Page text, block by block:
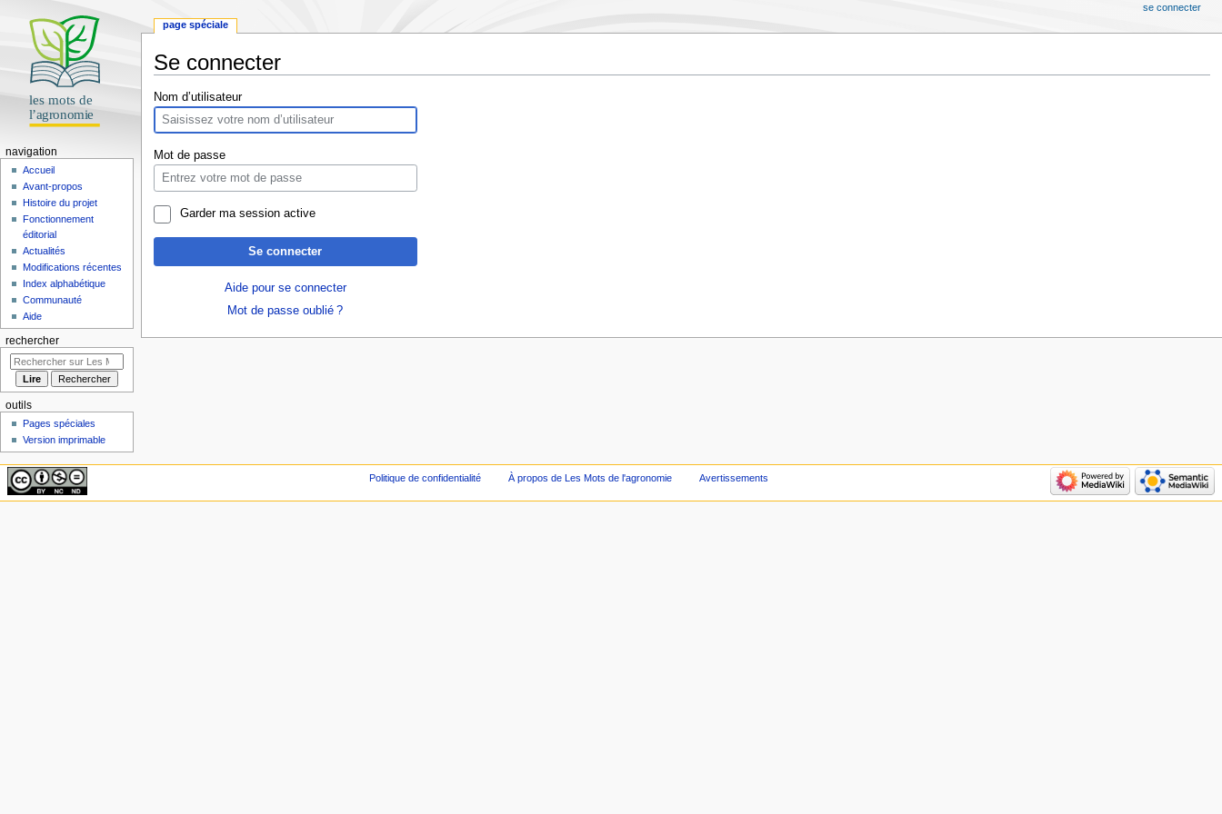
Se connecter
Aller
à
la
navigation
Aller
à
la
recherche
Nom d’utilisateur
Mot de passe
Garder ma session active
Se connecter
Aide pour se connecter
Mot de passe oublié ?
page spéciale
se connecter
navigation
Accueil
Avant-propos
Histoire du projet
Fonctionnement
éditorial
Actualités
Modifications récentes
Index alphabétique
Communauté
Aide
rechercher
outils
Pages spéciales
Version imprimable
Politique de confidentialité À propos de Les Mots de l'agronomie Avertissements